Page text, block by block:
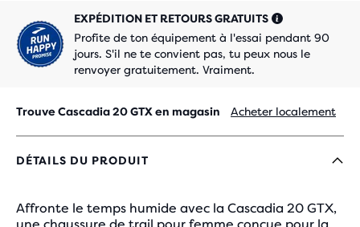
EXPÉDITION ET RETOURS GRATUITS
Profite de ton équipement à l'essai pendant 90
jours. S'il ne te convient pas, tu peux nous le
renvoyer gratuitement. Vraiment.
Trouve Cascadia 20 GTX en magasin Acheter localement
DÉTAILS DU PRODUIT
Affronte le temps humide avec la Cascadia 20 GTX,